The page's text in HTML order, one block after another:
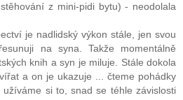
z mini-pidi bytu) - neodolala
je nadlidský výkon stále, jen svou
na syna. Takže momentálně
knih a syn je miluje. Stále dokola
a on je ukazuje ... čteme pohádky
si to, snad se téhle závislosti